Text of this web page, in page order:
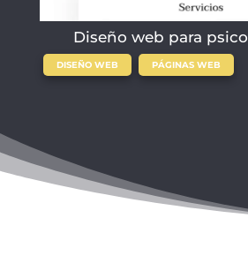
Diseño web para
DISEÑO WEB
,
PÁGINAS WEB